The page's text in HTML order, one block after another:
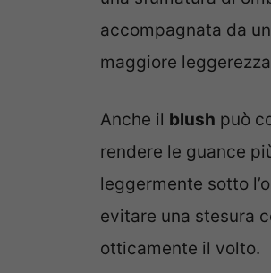
accompagnata da
maggiore
Anche il blush può
rendere le guance
leggermente sotto
evitare una stesura
otticamente il volto.